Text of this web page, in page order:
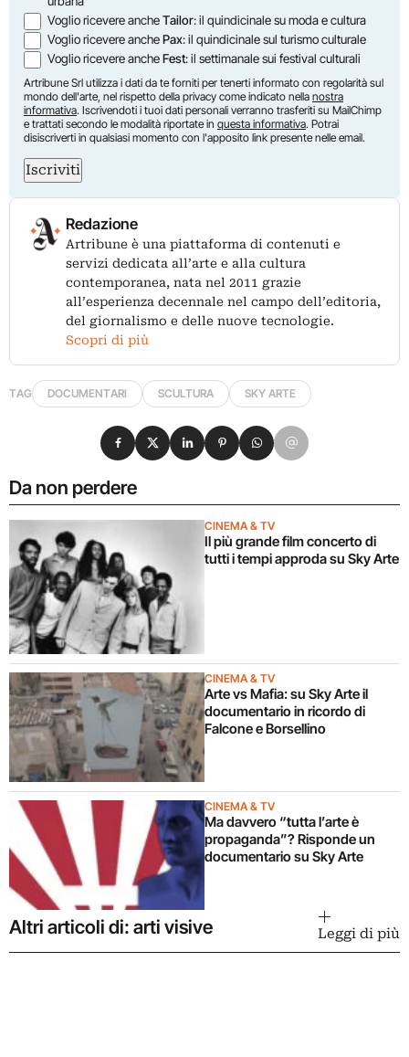
Voglio ricevere ancheTailor: il quindicinale su moda e cultura
Voglio ricevere anchePax: il quindicinale sul turismo culturale
Voglio ricevere ancheFest: il settimanale sui festival culturali
Artribune Srl utilizza i dati da te forniti per tenerti informato con regolarità sul
mondo dell'arte, nel rispetto della privacy come indicato nella nostra
informativa. Iscrivendoti i tuoi dati personali verranno trasferiti su MailChimp
e trattati secondo le modalità riportate in questa informativa. Potrai
disiscriverti in qualsiasi momento con l'apposito link presente nelle email.
Iscriviti
Redazione
Artribune è una piattaforma di contenuti e
servizi dedicata all’arte e alla cultura
contemporanea, nata nel 2011 grazie
all’esperienza decennale nel campo dell’editoria,
del giornalismo e delle nuove tecnologie.
Scopri di più
TAG DOCUMENTARI SCULTURA SKY ARTE
Da non perdere
CINEMA & TV
Il più grande film concerto di
tutti i tempi approda su Sky Arte
CINEMA & TV
Arte vs Mafia: su Sky Arte il
documentario in ricordo di
Falcone e Borsellino
CINEMA & TV
Ma davvero “tutta l’arte è
propaganda”? Risponde un
documentario su Sky Arte
Condividi su Facebook
Condividi su X
Condividi su LinkedIn
Condividi su Pinterest
Condividi su WhatsApp
Condividi su Email
Altri articoli di: arti visive Leggi di più